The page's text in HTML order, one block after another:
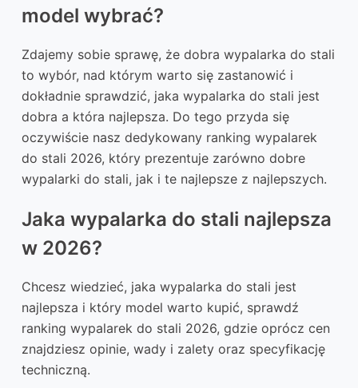
model wybrać?
Zdajemy sobie sprawę, że dobra wypalarka do stali
to wybór, nad którym warto się zastanowić i
dokładnie sprawdzić, jaka wypalarka do stali jest
dobra a która najlepsza. Do tego przyda się
oczywiście nasz dedykowany ranking wypalarek
do stali 2026, który prezentuje zarówno dobre
wypalarki do stali, jak i te najlepsze z najlepszych.
Jaka wypalarka do stali najlepsza
w 2026?
Chcesz wiedzieć, jaka wypalarka do stali jest
najlepsza i który model warto kupić, sprawdź
ranking wypalarek do stali 2026, gdzie oprócz cen
znajdziesz opinie, wady i zalety oraz specyfikację
techniczną.